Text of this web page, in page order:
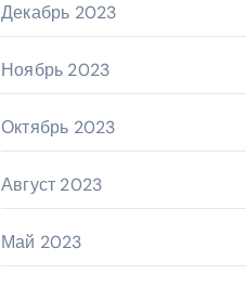
Декабрь 2023
Ноябрь 2023
Октябрь 2023
Август 2023
Май 2023